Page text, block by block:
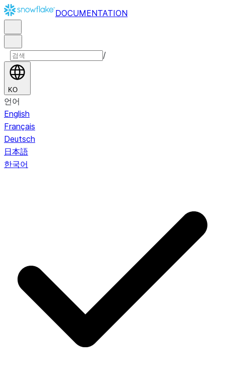
DOCUMENTATION
/
KO
언어
English
Français
Deutsch
日本語
한국어